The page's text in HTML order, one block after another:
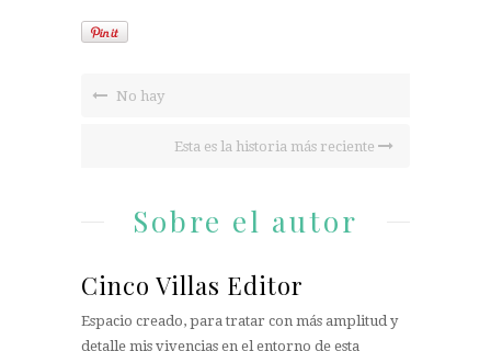
No hay
Esta es la historia más reciente
Sobre el autor
Cinco Villas Editor
Espacio creado, para tratar con más amplitud y
detalle mis vivencias en el entorno de esta